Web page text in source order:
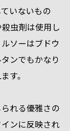
いないもの
虫剤は使用し
ソーはブドウ
ンでもかなり
す。
れる優雅さの
ンに反映され